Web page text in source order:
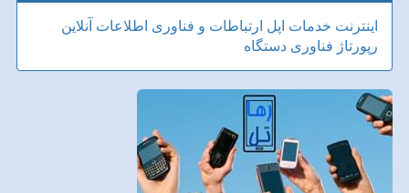
اینترنت خدمات اپل ارتباطات و فناوری اطلاعات آنلاین
رپورتاژ فناوری دستگاه